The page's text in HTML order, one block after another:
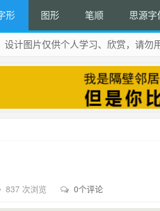
形 图形 笔顺 思源字
计图片仅供个人学习、欣赏，请勿
837 次浏览 0个评论